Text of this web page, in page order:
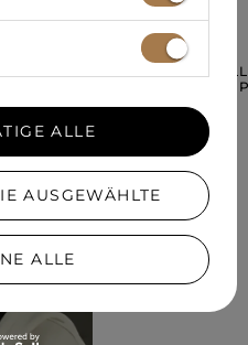
LUMIERE –
DEKORATIVER
229,00 €
AUSGEWÄHLTE
ALLE
ALLE